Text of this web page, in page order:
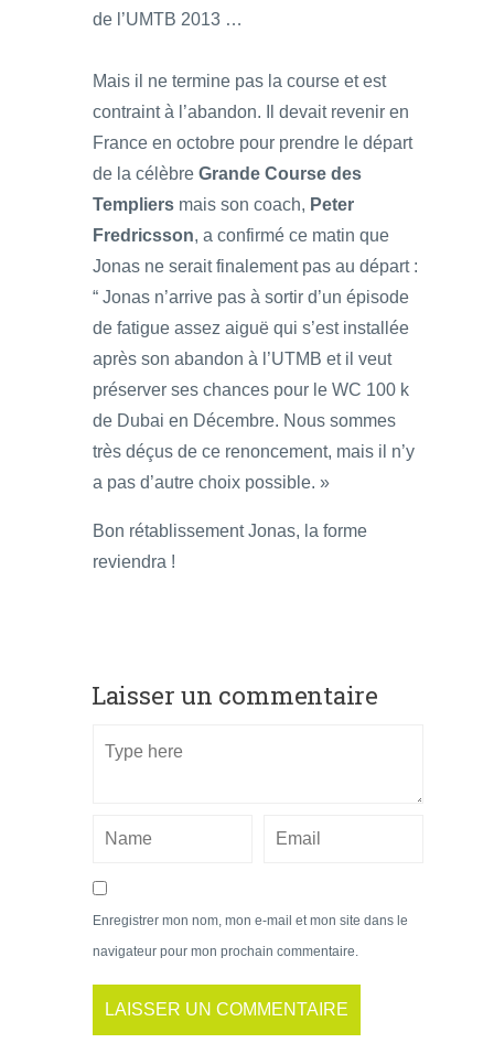
de l’UMTB 2013 …
Mais il ne termine pas la course et est
contraint à l’abandon. Il devait revenir en
France en octobre pour prendre le départ
de la célèbre Grande Course des
Templiers mais son coach, Peter
Fredricsson, a confirmé ce matin que
Jonas ne serait finalement pas au départ :
“ Jonas n’arrive pas à sortir d’un épisode
de fatigue assez aiguë qui s’est installée
après son abandon à l’UTMB et il veut
préserver ses chances pour le WC 100 k
de Dubai en Décembre. Nous sommes
très déçus de ce renoncement, mais il n’y
a pas d’autre choix possible. »
Bon rétablissement Jonas, la forme
reviendra !
Laisser un commentaire
Enregistrer mon nom, mon e-mail et mon site dans le
navigateur pour mon prochain commentaire.